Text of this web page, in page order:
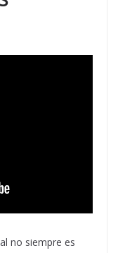
no siempre es